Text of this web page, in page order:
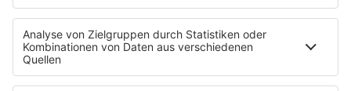
SERVICE
Empfang
barba radio App